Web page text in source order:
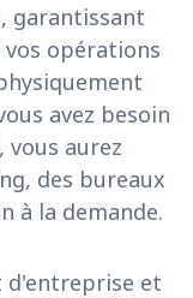
garantissant
opérations
avez besoin
vous aurez
des bureaux
à la demande.
d'entreprise et